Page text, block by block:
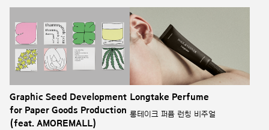
Graphic Seed Development
for Paper Goods Production
(feat. AMOREMALL)
Longtake Perfume
롱테이크 퍼퓸 런칭 비주얼